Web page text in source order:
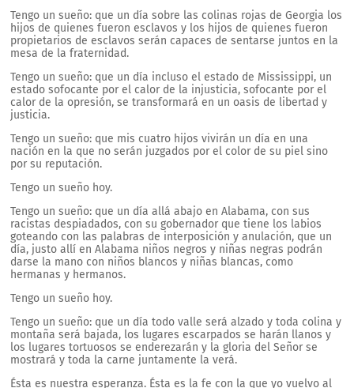
Tengo un sueño: que un día sobre las colinas rojas de Georgia los
hijos de quienes fueron esclavos y los hijos de quienes fueron
propietarios de esclavos serán capaces de sentarse juntos en la
mesa de la fraternidad.
Tengo un sueño: que un día incluso el estado de Mississippi, un
estado sofocante por el calor de la injusticia, sofocante por el
calor de la opresión, se transformará en un oasis de libertad y
justicia.
Tengo un sueño: que mis cuatro hijos vivirán un día en una
nación en la que no serán juzgados por el color de su piel sino
por su reputación.
Tengo un sueño hoy.
Tengo un sueño: que un día allá abajo en Alabama, con sus
racistas despiadados, con su gobernador que tiene los labios
goteando con las palabras de interposición y anulación, que un
día, justo allí en Alabama niños negros y niñas negras podrán
darse la mano con niños blancos y niñas blancas, como
hermanas y hermanos.
Tengo un sueño hoy.
Tengo un sueño: que un día todo valle será alzado y toda colina y
montaña será bajada, los lugares escarpados se harán llanos y
los lugares tortuosos se enderezarán y la gloria del Señor se
mostrará y toda la carne juntamente la verá.
Ésta es nuestra esperanza. Ésta es la fe con la que yo vuelvo al